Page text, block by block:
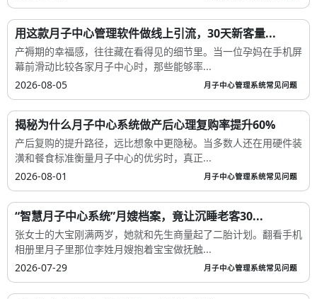
用这款月子中心管理软件做线上引流，30天新客量...
产褥期的幸福感，往往藏在看得见的细节里。当一位孕妈在手机屏
幕前滑动比较各家月子中心时，那些能够率...
2026-08-05
月子中心管理系统常见问题
揭秘为什么月子中心系统做产后心理复购率提升60%
产后复购的提升路径，远比想象中更隐秘。当多数人还在用硬件装
潢和餐食标准衡量月子中心的优劣时，真正...
2026-08-01
月子中心管理系统常见问题
“智慧月子中心系统”月嫂档案，竟让沉睡老客30...
张女士的大宝刚满两岁，她就和先生商量起了二胎计划。翻看手机
相册里月子里那位李姓月嫂抱着宝宝做抚触...
2026-07-29
月子中心管理系统常见问题